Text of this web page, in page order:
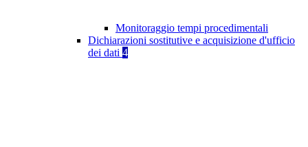
Monitoraggio tempi procedimentali
Dichiarazioni sostitutive e acquisizione d'ufficio
dei dati 4